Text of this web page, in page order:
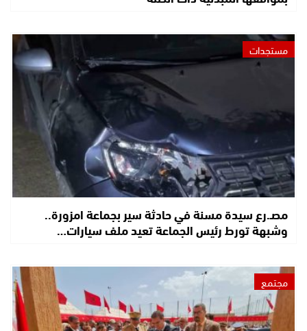
مستجدات
مصـ.رع سيدة مسنة في حادثة سير بجماعة امزورة..
وشبهة تورط رئيس الجماعة تعيد ملف سيارات…
مجتمع